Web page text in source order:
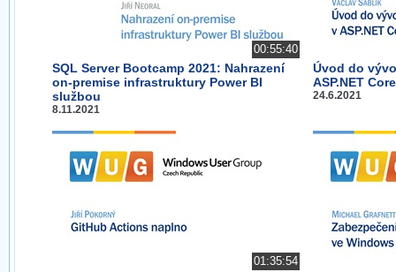
00:55:40
SQL Server Bootcamp 2021: Nahrazení
on-premise infrastruktury Power BI
službou
8.11.2021
Úvod do
ASP.NET
24.6.2021
01:35:54